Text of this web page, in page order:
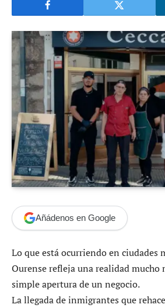
Añádenos en Google
Lo que está ocurriendo en ciudades
Ourense refleja una realidad mucho
simple apertura de un negocio.
La llegada de inmigrantes que